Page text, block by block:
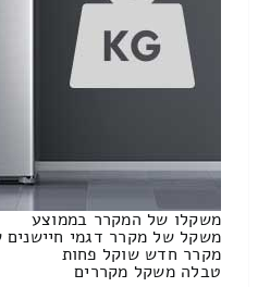
משקלו של המקרר בממוצע
משקל של מקרר דגמי חיישנים
מקרר חדש שוקל פחות
טבלה משקל מקררים